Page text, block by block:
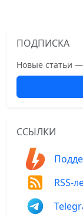
ПОДПИСКА
Новые статьи
ССЫЛКИ
RSS-